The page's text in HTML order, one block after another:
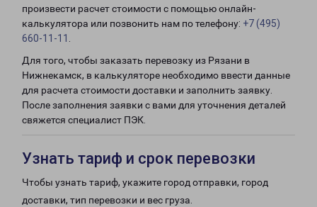
произвести расчет стоимости с помощью онлайн-
калькулятора или позвонить нам по телефону: +7 (495)
660-11-11
Для того, чтобы заказать перевозку из Рязани в
Нижнекамск, в калькуляторе необходимо ввести данные
для расчета стоимости доставки и заполнить заявку.
После заполнения заявки с вами для уточнения деталей
свяжется специалист ПЭК.
Узнать тариф и срок перевозки
Чтобы узнать тариф, укажите город отправки, город
доставки, тип перевозки и вес груза.